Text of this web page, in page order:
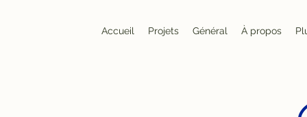
Accueil Projets Général À propos